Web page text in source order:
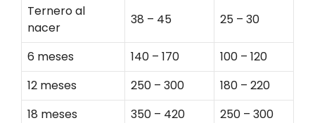
Ternero al
nacer
38 – 45 25 – 30
6 meses 140 – 170
100 – 120
12 meses
250 – 300
180 – 220
18 meses
350 – 420
250 – 300